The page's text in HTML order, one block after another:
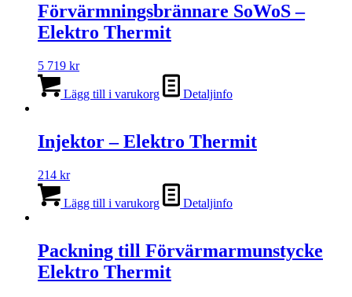
Förvärmningsbrännare SoWoS –
Elektro Thermit
5 719 kr
Lägg till i varukorg Detaljinfo
Injektor – Elektro Thermit
214 kr
Lägg till i varukorg Detaljinfo
Packning till Förvärmarmunstycke
Elektro Thermit